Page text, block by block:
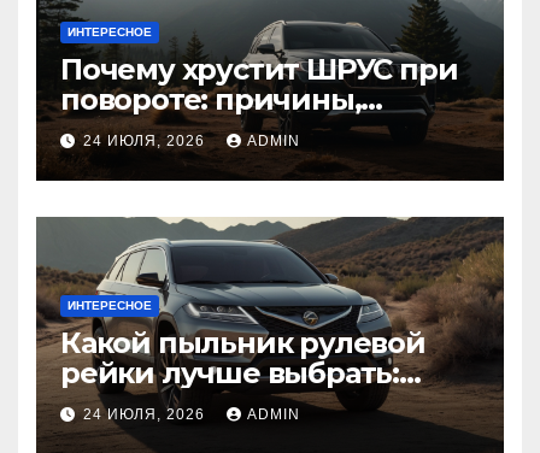
ИНТЕРЕСНОЕ
Почему хрустит ШРУС при
повороте: причины,
диагностика
24 ИЮЛЯ, 2026 ADMIN
ИНТЕРЕСНОЕ
Какой пыльник рулевой
рейки лучше выбрать:
оригинальный или аналог,
резина или полиуретан
24 ИЮЛЯ, 2026 ADMIN